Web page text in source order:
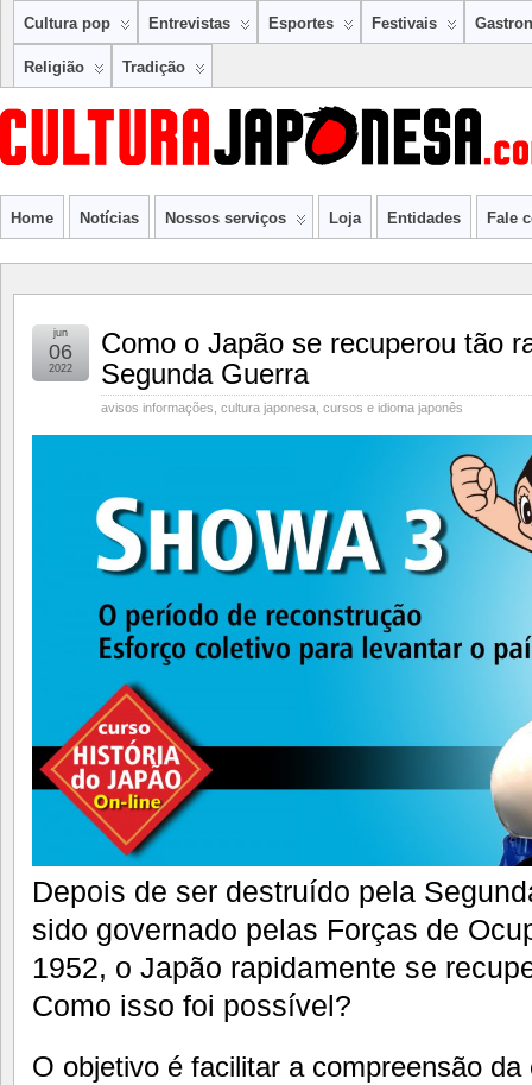
Cultura pop Entrevistas Esportes Festivais
Religião Tradição
Home Notícias Nossos serviços Loja Entidades Fale
Como o Japão se recuperou tão
Segunda Guerra
avisos informações cultura japonesa cursos e idioma japonês
jun
06
2022
Depois de ser destruído pela
sido governado pelas Forças de
1952, o Japão rapidamente se
Como isso foi possível?
O objetivo é facilitar a compreensão